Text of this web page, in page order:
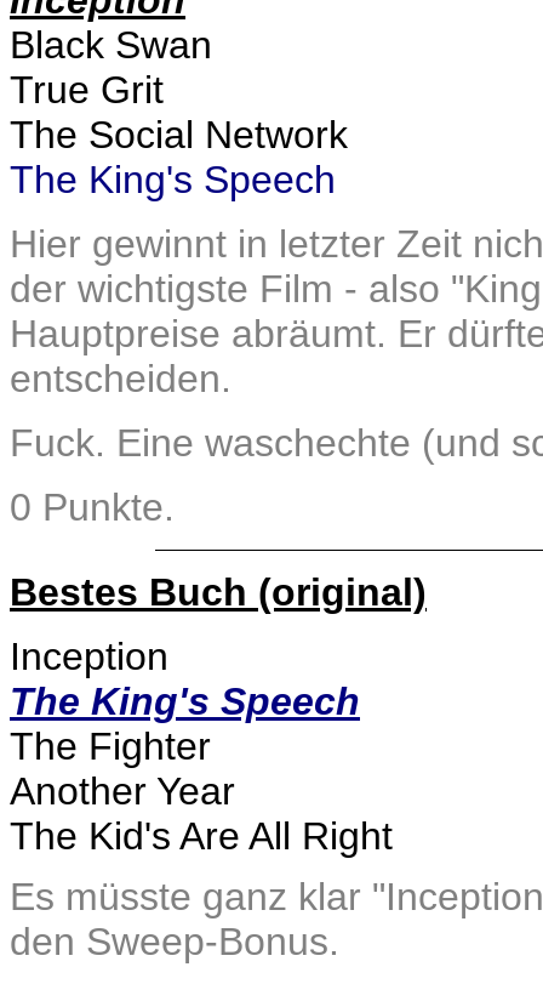
Black Swan
True Grit
The Social Network
The King's Speech
Hier gewinnt in letzter Zeit
der wichtigste Film - also
Hauptpreise abräumt. Er
entscheiden.
Fuck. Eine waschechte (und
0 Punkte.
Bestes Buch (original)
Inception
The King's Speech
The Fighter
Another Year
The Kid's Are All Right
Es müsste ganz klar
den Sweep-Bonus.